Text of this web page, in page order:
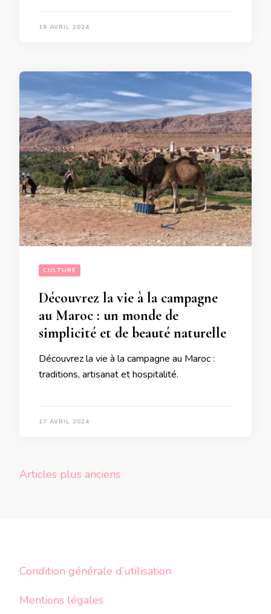
18 AVRIL 2024
CULTURE
Découvrez la vie à la campagne
au Maroc : un monde de
simplicité et de beauté naturelle
Découvrez la vie à la campagne au Maroc :
traditions, artisanat et hospitalité.
17 AVRIL 2024
Navigation
Articles plus anciens
Condition générale d’utilisation
Mentions légales